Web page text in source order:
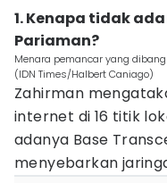
1. Kenapa tidak
Pariaman?
Menara pemancar yang
(IDN Times/Halbert Caniago)
Zahirman
internet di 16 titik
adanya Base
menyebarkan